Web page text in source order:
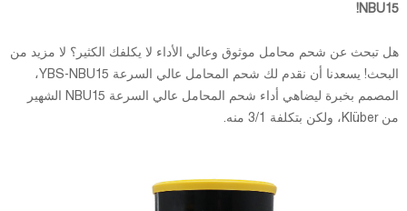
NBU15!
هل تبحث عن شحم محامل موثوق وعالي الأداء لا يكلفك الكثير؟ لا مزيد من
البحث! يسعدنا أن نقدم لك شحم المحامل عالي السرعة YBS-NBU15،
المصمم بخبرة ليضاهي أداء شحم المحامل عالي السرعة NBU15 الشهير
من Klüber، ولكن بتكلفة 3/1 منه.